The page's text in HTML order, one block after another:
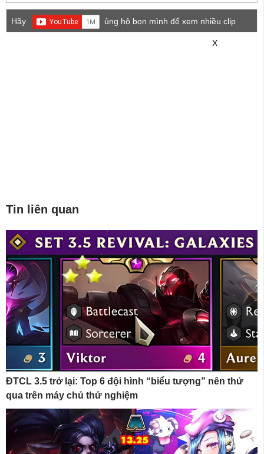
Hãy
ủng hộ bọn mình để xem nhiều clip
X
Tin liên quan
ĐTCL 3.5 trở lại: Top 6 đội hình “biểu tượng” nên thử
qua trên máy chủ thử nghiệm